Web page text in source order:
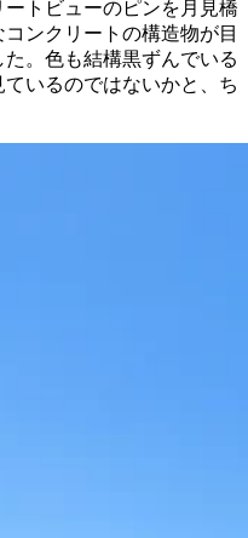
トビューのピンを月見橋
ンクリートの構造物が目
。色も結構黒ずんでいる
いるのではないかと、ち